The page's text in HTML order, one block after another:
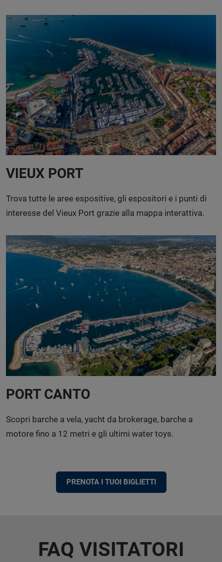
VIEUX PORT
Trova tutte le aree espositive, gli espositori e i punti di
interesse del Vieux Port grazie alla mappa interattiva.
PORT CANTO
Scopri barche a vela, yacht da brokerage, barche a
motore fino a 12 metri e gli ultimi water toys.
PRENOTA I TUOI BIGLIETTI
FAQ VISITATORI